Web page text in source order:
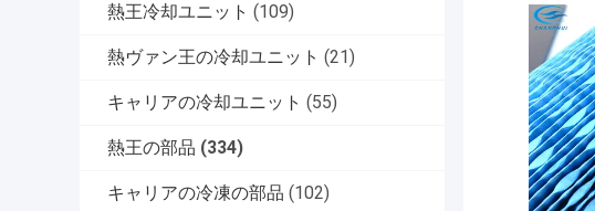
熱王冷却ユニット (109)
熱ヴァン王の冷却ユニット (21)
キャリアの冷却ユニット (55)
熱王の部品 (334)
キャリアの冷凍の部品 (102)